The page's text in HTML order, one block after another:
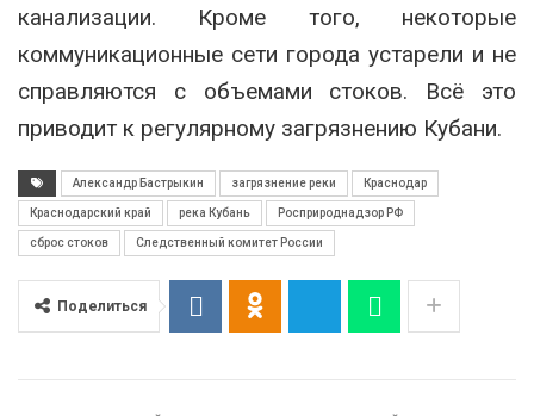
канализации. Кроме того, некоторые
коммуникационные сети города устарели и не
справляются с объемами стоков. Всё это
приводит к регулярному загрязнению Кубани.
Александр Бастрыкин загрязнение реки Краснодар
Краснодарский край река Кубань Росприроднадзор РФ
сброс стоков Следственный комитет России
Поделиться